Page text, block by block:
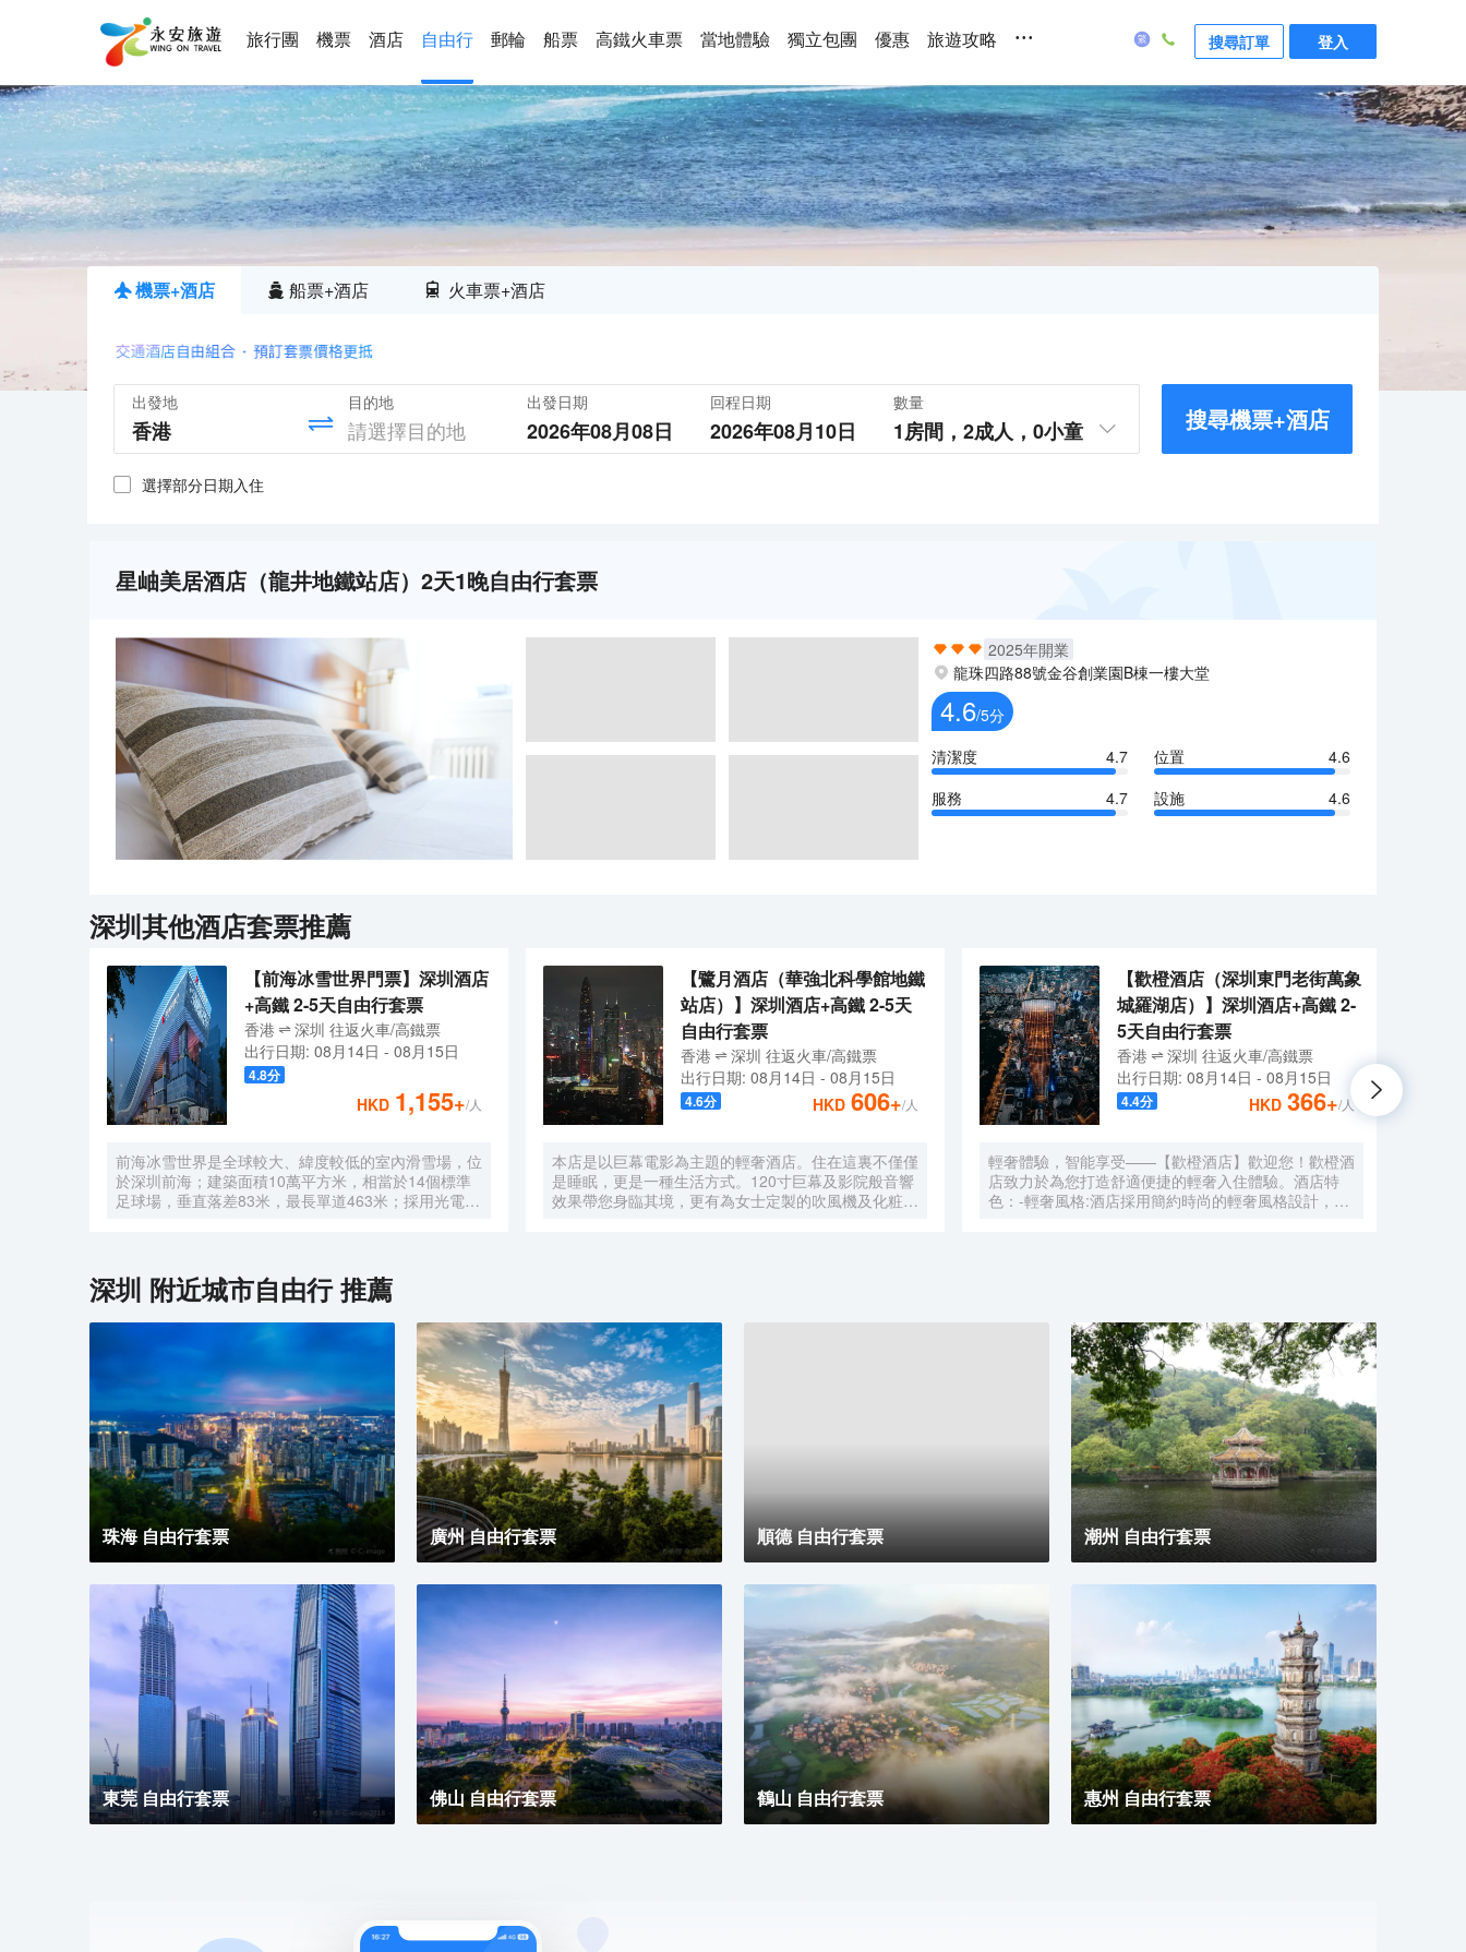
旅行團 機票 酒店 自由行 郵輪 船票 高鐵火車票 當地體驗 獨立包團 優惠 旅遊攻略 ... 搜尋訂單 登入
機票+酒店 船票+酒店 火車票+酒店
出發地 目的地 出發日期
2026年08月08日
回程日期
2026年08月10日
數量
1房間， 2成人， 0小童 搜尋機票+酒店
選擇部分日期入住
星岫美居酒店（龍井地鐵站店）2天1晚自由行套票
2025年開業
龍珠四路88號金谷創業園B棟一樓大堂
4.6/5分
清潔度
4.7 位置
4.6
服務
4.7 設施 4.6
深圳其他酒店套票推薦
【前海冰雪世界門票】深圳酒店
+高鐵 2-5天自由行套票
香港 深圳 往返火車/高鐵票
出行日期: 08月14日 - 08月15日
4.8分
HKD 1,155+/人
前海冰雪世界是全球較大、緯度較低的室內滑雪場，位
於深圳前海；建築面積10萬平方米，相當於14個標準
足球場，垂直落差83米，最長單道463米‌；採用光電發
【鷺月酒店（華強北科學館地鐵
站店）】深圳酒店+高鐵 2-5天
自由行套票
香港 深圳 往返火車/高鐵票
出行日期: 08月14日 - 08月15日
4.6分 HKD 606+/人
本店是以巨幕電影為主題的輕奢酒店。住在這裏不僅僅
是睡眠，更是一種生活方式。120寸巨幕及影院般音響
效果帶您身臨其境，更有為女士定製的吹風機及化粧
【歡橙酒店（深圳東門老街萬象
城羅湖店）】深圳酒店+高鐵 2-
5天自由行套票
香港 深圳 往返火車/高鐵票
出行日期: 08月14日 - 08月15日
4.4分 HKD 366+/人
輕奢體驗，智能享受——【歡橙酒店】歡迎您！歡橙酒
店致力於為您打造舒適便捷的輕奢入住體驗。酒店特
色：-輕奢風格:酒店採用簡約時尚的輕奢風格設計，注
影院，享受震撼視聽盛宴。-貼心服務:酒店設有洗衣
房，並提供烘乾服務，解決您的洗衣煩惱，讓旅途更加
輕鬆自在。歡橙酒店是您商務出行、休閒度假的理想之
選。期待您的光臨！温馨提示，圖片僅供參考，無法涵
蓋所有房型，詳細的實物照片請諮詢酒店。
深圳 附近城市自由行 推薦
珠海 自由行套票 廣州 自由行套票 順德 自由行套票 潮州 自由行套票
東莞 自由行套票 佛山 自由行套票 鶴山 自由行套票 惠州 自由行套票